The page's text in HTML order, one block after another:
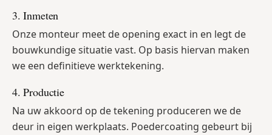
3. Inmeten
Onze monteur meet de opening exact in en legt de
bouwkundige situatie vast. Op basis hiervan maken
we een definitieve werktekening.
4. Productie
Na uw akkoord op de tekening produceren we de
deur in eigen werkplaats. Poedercoating gebeurt bij